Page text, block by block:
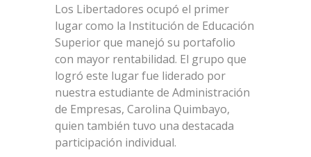
Los Libertadores ocupó el primer
lugar como la Institución de Educación
Superior que manejó su portafolio
con mayor rentabilidad. El grupo que
logró este lugar fue liderado por
nuestra estudiante de Administración
de Empresas, Carolina Quimbayo,
quien también tuvo una destacada
participación individual.